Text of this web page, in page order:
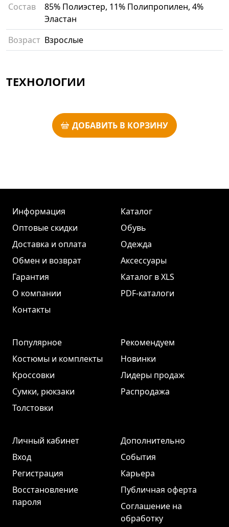
Состав
85% Полиэстер, 11% Полипропилен, 4%
Эластан
Возраст Взрослые
ТЕХНОЛОГИИ
ДОБАВИТЬ В КОРЗИНУ
Информация
Оптовые скидки
Доставка и оплата
Обмен и возврат
Гарантия
О компании
Контакты
Каталог
Обувь
Одежда
Аксессуары
Каталог в XLS
PDF-каталоги
Популярное
Костюмы и комплекты
Кроссовки
Сумки, рюкзаки
Толстовки
Рекомендуем
Новинки
Лидеры продаж
Распродажа
Личный кабинет
Вход
Регистрация
Восстановление
пароля
Дополнительно
События
Карьера
Публичная оферта
Соглашение на
обработку